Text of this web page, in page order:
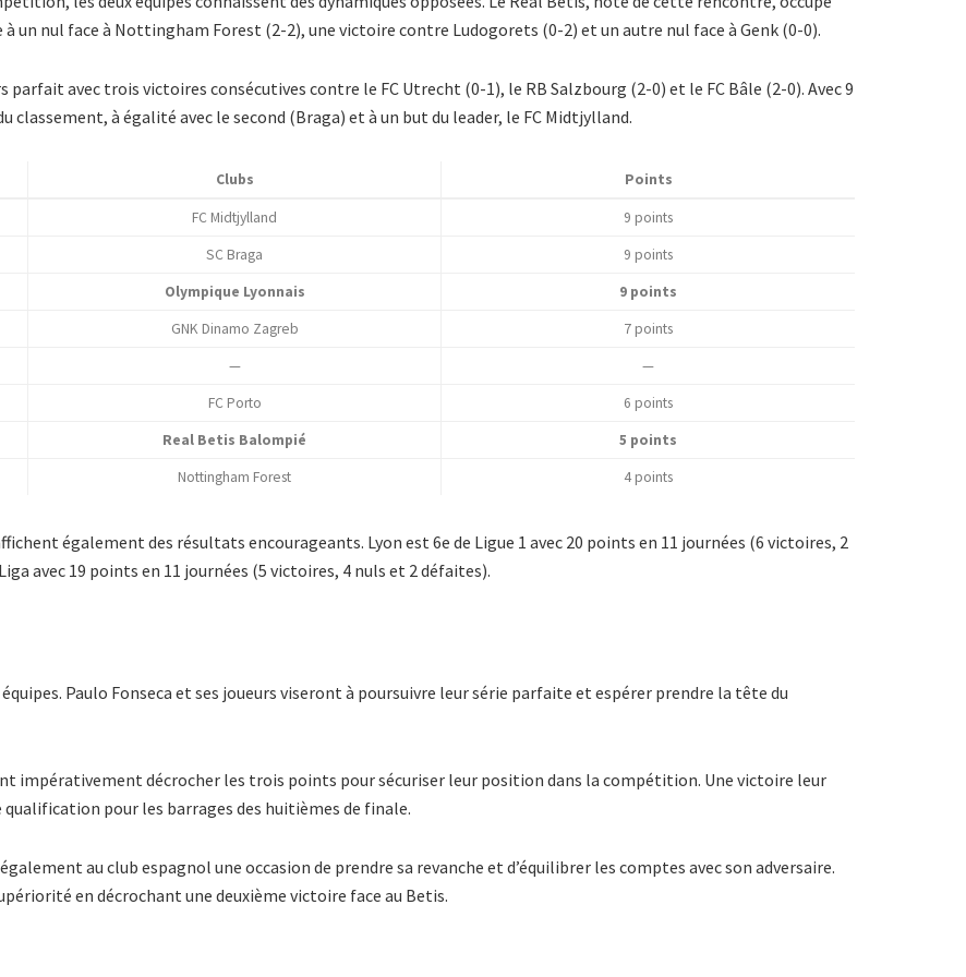
un nul face à Nottingham Forest (2-2), une victoire contre Ludogorets (0-2) et un autre nul face à Genk (0-0).
parfait avec trois victoires consécutives contre le FC Utrecht (0-1), le RB Salzbourg (2-0) et le FC Bâle (2-0). Avec 9
classement, à égalité avec le second (Braga) et à un but du leader, le FC Midtjylland.
Clubs Points
FC Midtjylland
9 points
SC Braga
9 points
Olympique Lyonnais
9 points
GNK Dinamo Zagreb
7 points
—
—
FC Porto
6 points
Real Betis Balompié
5 points
Nottingham Forest 4 points
également des résultats encourageants. Lyon est 6e de Ligue 1 avec 20 points en 11 journées (6 victoires, 2
avec 19 points en 11 journées (5 victoires, 4 nuls et 2 défaites).
Paulo Fonseca et ses joueurs viseront à poursuivre leur série parfaite et espérer prendre la tête du
impérativement décrocher les trois points pour sécuriser leur position dans la compétition. Une victoire leur
pour les barrages des huitièmes de finale.
au club espagnol une occasion de prendre sa revanche et d’équilibrer les comptes avec son adversaire.
en décrochant une deuxième victoire face au Betis.